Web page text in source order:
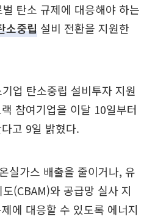
탄소 규제에 대응해야 하는
소중립 설비 전환을 지원한
업 탄소중립 설비투자 지원
참여기업을 이달 10일부터
고 9일 밝혔다.
실가스 배출을 줄이거나, 유
(CBAM)와 공급망 실사 지
에 대응할 수 있도록 에너지